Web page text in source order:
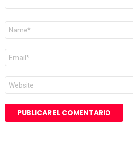
Nombre
Correo
electrónico
*
Web